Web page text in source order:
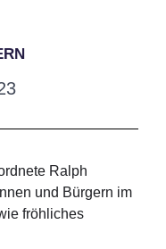
Ralph
und Bürgern im
fröhliches